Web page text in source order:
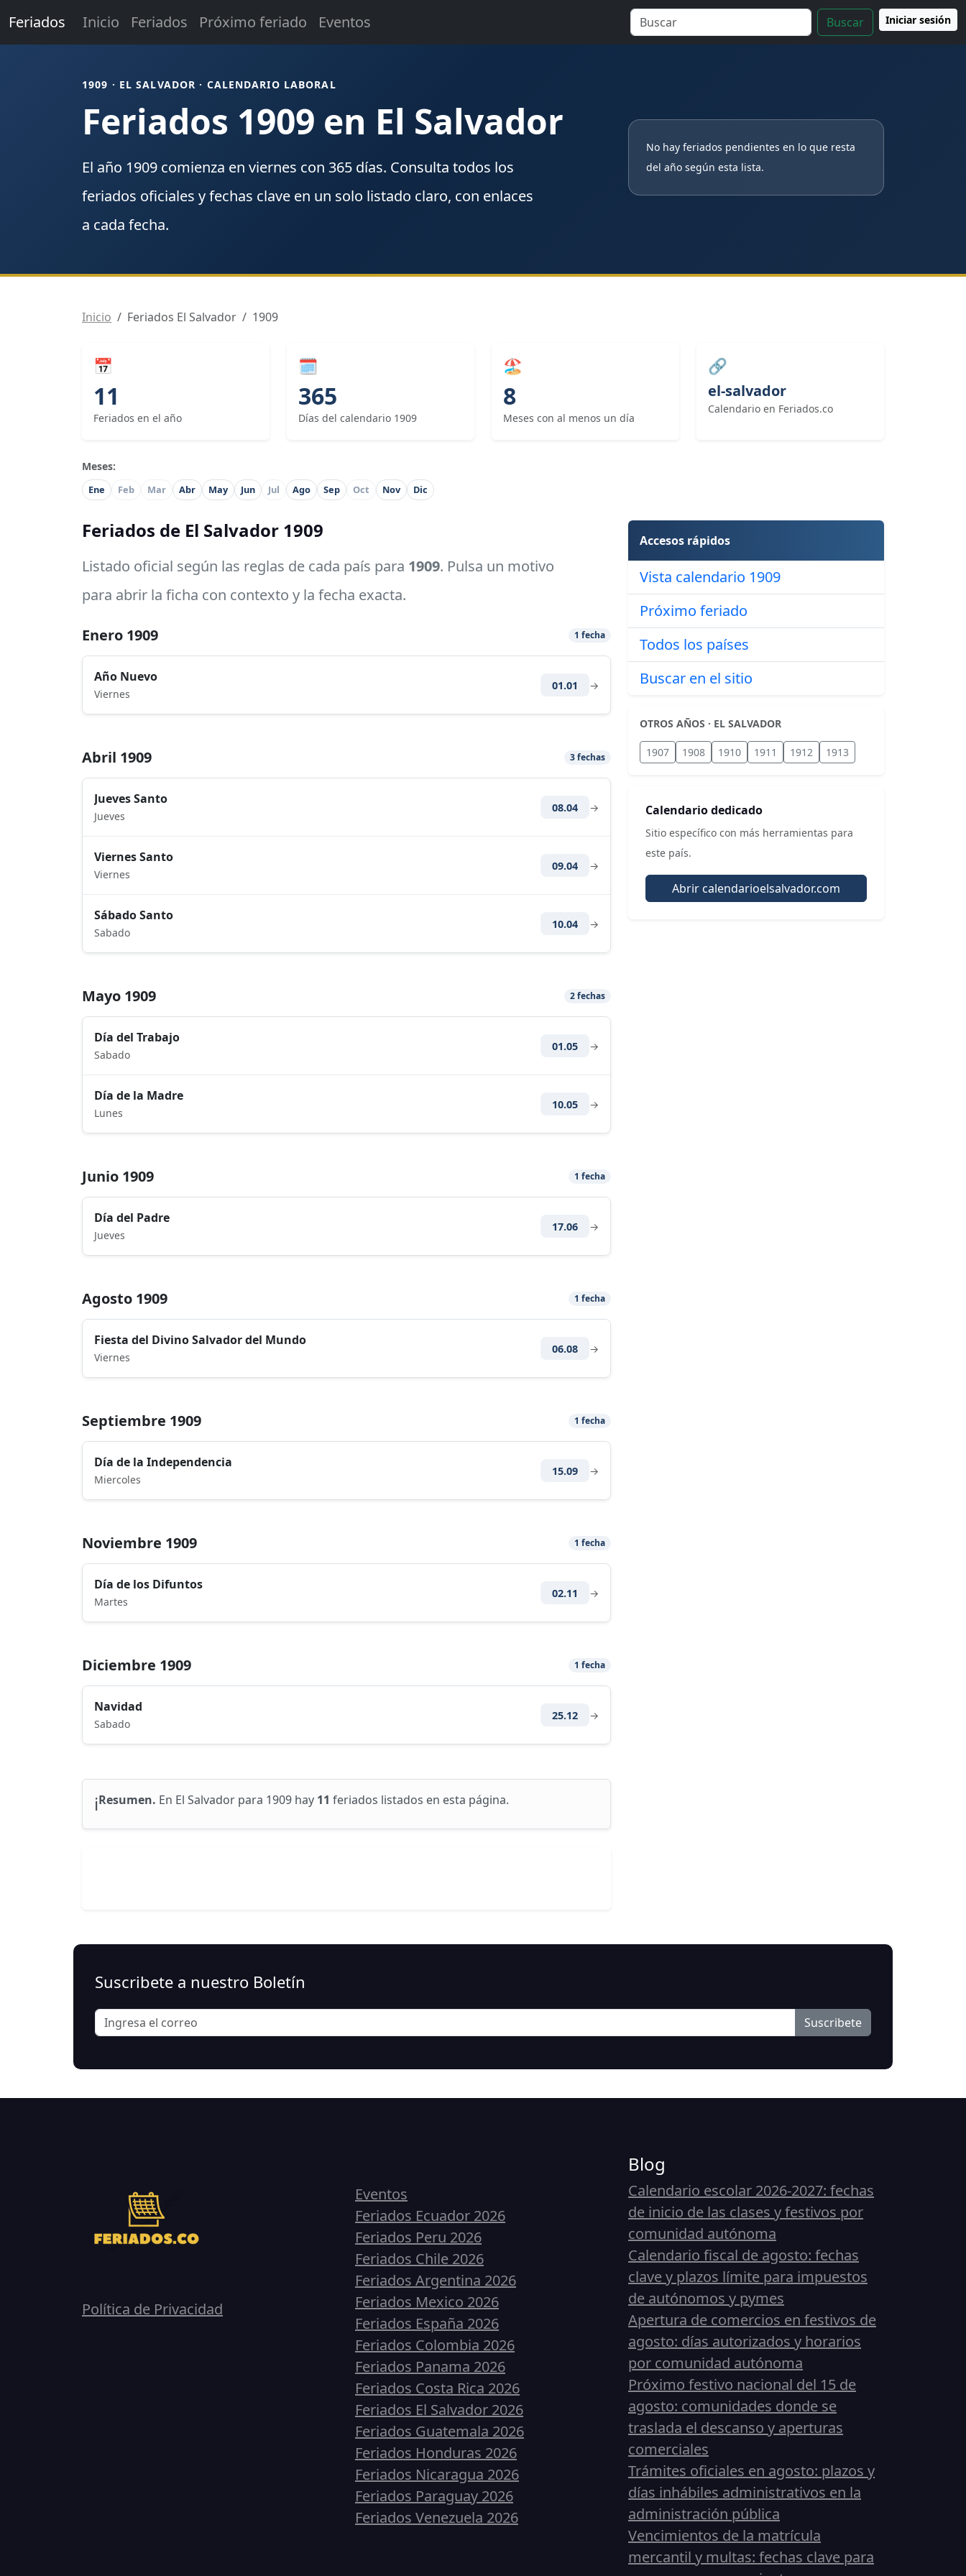
Feriados Inicio Feriados Próximo feriado Eventos Buscar Iniciar sesión
1909 · EL SALVADOR · CALENDARIO LABORAL
Feriados 1909 en El Salvador
El año 1909 comienza en viernes con 365 días. Consulta todos los
feriados oficiales y fechas clave en un solo listado claro, con enlaces
a cada fecha.
No hay feriados pendientes en lo que resta
del año según esta lista.
Inicio Feriados El Salvador 1909
📅
11
Feriados en el año
🗓
365
Días del calendario 1909
🏖
8
Meses con al menos un día
🔗
el-salvador
Calendario en Feriados.co
Meses:
Ene Feb Mar Abr May Jun Jul Ago Sep Oct Nov Dic
Feriados de El Salvador 1909
Listado oficial según las reglas de cada país para 1909. Pulsa un motivo
para abrir la ficha con contexto y la fecha exacta.
Enero 1909 1 fecha
Año Nuevo
Viernes
01.01 →
Abril 1909 3 fechas
Jueves Santo
Jueves
08.04 →
Viernes Santo
Viernes
09.04 →
Sábado Santo
Sabado
10.04 →
Mayo 1909 2 fechas
Día del Trabajo
Sabado
01.05 →
Día de la Madre
Lunes
10.05 →
Junio 1909 1 fecha
Día del Padre
Jueves
17.06 →
Agosto 1909 1 fecha
Fiesta del Divino Salvador del Mundo
Viernes
06.08 →
Septiembre 1909 1 fecha
Día de la Independencia
Miercoles
15.09 →
Noviembre 1909 1 fecha
Día de los Difuntos
Martes
02.11 →
Diciembre 1909 1 fecha
Navidad
Sabado
25.12 →
ℹ️Resumen. En El Salvador para 1909 hay 11 feriados listados en esta página.
Accesos rápidos
Vista calendario 1909
Próximo feriado
Todos los países
Buscar en el sitio
OTROS AÑOS · EL SALVADOR
1907 1908 1910 1911 1912 1913
Calendario dedicado
Sitio específico con más herramientas para
este país.
Abrir calendarioelsalvador.com
Suscribete a nuestro Boletín
Suscribete
Política de Privacidad
Eventos
Feriados Ecuador 2026
Feriados Peru 2026
Feriados Chile 2026
Feriados Argentina 2026
Feriados Mexico 2026
Feriados España 2026
Feriados Colombia 2026
Feriados Panama 2026
Feriados Costa Rica 2026
Feriados El Salvador 2026
Feriados Guatemala 2026
Feriados Honduras 2026
Feriados Nicaragua 2026
Feriados Paraguay 2026
Feriados Venezuela 2026
Blog
Calendario escolar 2026-2027: fechas
de inicio de las clases y festivos por
comunidad autónoma
Calendario fiscal de agosto: fechas
clave y plazos límite para impuestos
de autónomos y pymes
Apertura de comercios en festivos de
agosto: días autorizados y horarios
por comunidad autónoma
Próximo festivo nacional del 15 de
agosto: comunidades donde se
traslada el descanso y aperturas
comerciales
Trámites oficiales en agosto: plazos y
días inhábiles administrativos en la
administración pública
Vencimientos de la matrícula
mercantil y multas: fechas clave para